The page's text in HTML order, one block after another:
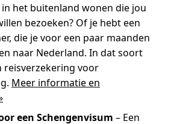
het buitenland wonen die jou
bezoeken? Of je hebt een
die je voor een paar maanden
naar Nederland. In dat soort
reisverzekering voor
Meer informatie en
een Schengenvisum – Een